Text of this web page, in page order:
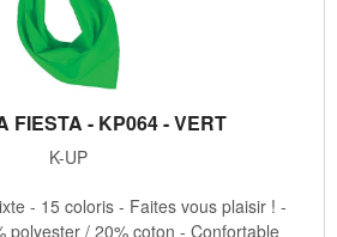
FIESTA - KP064 - VERT
K-UP
- 15 coloris - Faites vous plaisir ! -
polyester / 20% coton - Confortable